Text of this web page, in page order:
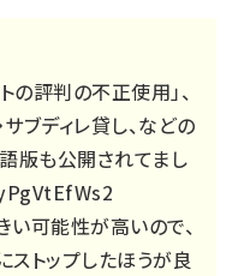
の評判の不正使用」、
ブディレ貸し、などの
版も公開されてまし
可能性が高いので、
トップしたほうが良